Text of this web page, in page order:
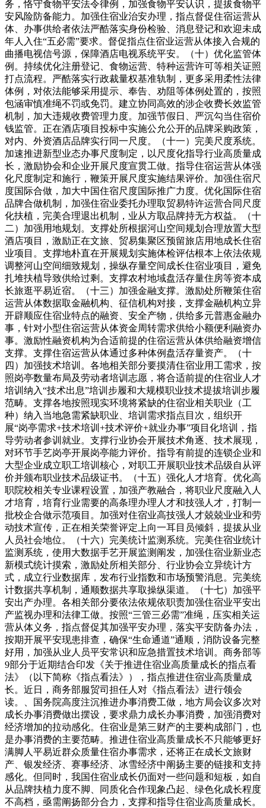
务，恪守食物平安法令律例，加强食物平安认识，提拔食物平
安风险防备能力。加强住宿业治安办理，指点督促住宿运营从
体、办事供给者依法严酷落实身份检验、消息登记和欢迎未成
年人入住“五必需”要求。督促指点住宿业运营从体接入合规的
曲播电视信号源，保障酒店电视系统平安。（十）优化监管体
例。持续优化注册登记、食物运营、特种运营许可等相关证照
打点流程。严酷落实行政裁量权基准轨制，更多采用柔性法律
体例，对依法能够采用提示、奉告、劝阻等体例处置的，按照
包涵审慎准绳不罚或免罚。建立协同高效的涉企收费长效监管
机制，加大违规收费管理力度。加强节假日、严沉勾当住宿价
钱监管。正在酒店项目投标中实施公允公开的品牌采购政策，
对内、外资酒店品牌实行同一尺度。（十一）完美尺度系统。
加速推进新型业态办事尺度制定，以尺度化指导行业高质量成
长，激励协会和企业开展尺度宣贯工做。指导住宿运营从体强
化尺度制定和施行，鞭策开展尺度实施结果评价。加强住宿尺
度国际合做，加大中国住宿尺度国际推广力度。优化国际住宿
品牌合做机制，加强住宿业委托办理取贸易特许运营合同尺度
化扶植，完美合理退出机制，业从方取品牌持无方权益。（十
二）加强用地规划。支撑处所根据河山空间规划合理放置大型
酒店项目，激励正在文旅、贸易集聚区预留旅店用地成长住宿
业项目。支撑地朴直在开展规划实施体检评估根本上依法依规
调整河山空间细致规划，操纵存量空间成长住宿业项目，避免
扎堆扶植导致供给过剩。支撑农村地域盘活存量住房等资本成
长旅逛平易近宿。（十三）加强金融支撑。激励处所鞭策住宿
运营从体数据取金融机构、征信机构对接，支撑金融机构立异
开辟顺应住宿业特点的融资、安全产物，供给多元普惠金融办
事，针对小型住宿运营从体资金周转需求供给小额便利融资办
事。激励性融资机构为合适前提的住宿运营从体供给融资增信
支撑。支撑住宿运营从体通过多种体例盘活存量资产。（十
四）加强技术培训。各地相关部分要摸清住宿业用工需求，按
照岗亭数量布局及劳动者培训志愿，将合适前提的住宿业人才
培训纳入“技术出息”培训步履和大规模职业技术提拔培训步履
范畴。支撑各地按照现实环境将紧缺的住宿业相关职业（工
种）纳入当地急需紧缺职业、培训需求指点目次，组织开
展“岗亭需求+技术培训+技术评价+就业办事”项目化培训，指
导劳动者参训就业。支撑行业协会开展技术角逐、技术展现，
对环节手艺岗亭开展岗亭能力评价。指导有前提的连锁企业和
大型企业成立职工培训核心，对职工开展职业技术品级自从评
价并颁布职业技术品级证书。（十五）强化人才培育。优化高
职院校相关专业课程设置，加强产教融合，将职业尺度融入人
才培育，培育行业需要的高条理办理人才和技强人才，打制一
批校企合做示范项目。加强对住宿业高技强人才兢兢业业和劳
动技术宣传，正在相关荣誉评定上向一耳目员倾斜，提拔从业
人员社会地位。（十六）完美统计监测系统。完美住宿业统计
监测系统，使用大数据手艺开展监测阐发，加强住宿业新业态
新模式统计摸索，激励处所相关部分、行业协会立异统计方
式，成立行业数据库，发布行业指数和市场预警消息。完美统
计数据共享机制，通顺数据共享取操纵渠道。（十七）加强平
安出产办理。各相关部分要依法依规依职责加强住宿业平安出
产监视办理和法律工做。按照“三管三必需”准绳，压实相关运
营从体义务，指点督促其加强平安办理，落实平安防备办法，
按期开展平安现患排查，确保“生命通道”通顺，消防设备完整
好用，加强从业人员平安常识和应急措置技术培训。商务部等
9部分于近期结合印发《关于推进住宿业高质量成长的指点看
法》（以下简称《指点看法》），指点推进住宿业高质量成
长。近日，商务部服贸司担任人对《指点看法》进行领会
读。、国务院高度注沉推进办事消费工做，地方局会议多次对
成长办事消费做出摆设，要求鼎力成长办事消费，加强消费对
经济增加的拉动感化。住宿业是第三财产的主要构成部门，也
是办事消费的主要范畴。推进住宿业高质量成长不只能够更好
满脚人平易近群众质量住宿办事需求，还将正在成长文旅财
产、银发经济、赛事经济、冰雪经济中阐扬主要的链接和支持
感化。但同时，我国住宿业成长仍面对一些问题和短板，如自
从品牌扶植力度不脚、同质化合作现象凸起、绿色化成长程度
不高档，亟需阐扬部分合力，支撑和指导住宿业高质量成长。